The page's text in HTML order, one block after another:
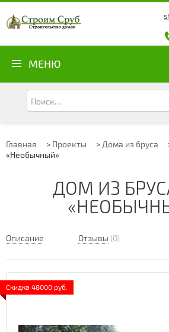
МЕНЮ
Главная > Проекты > Дома из бруса
«Необычный»
ДОМ ИЗ
Описание Отзывы (0)
Скидка 48000 руб.